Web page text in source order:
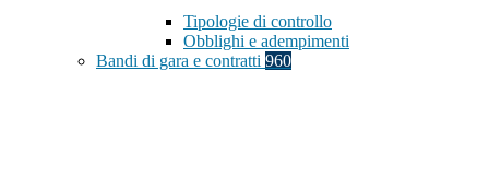
Tipologie di controllo
Obblighi e adempimenti
Bandi di gara e contratti 960